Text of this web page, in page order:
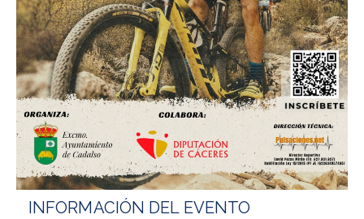
INFORMACIÓN DEL EVENTO